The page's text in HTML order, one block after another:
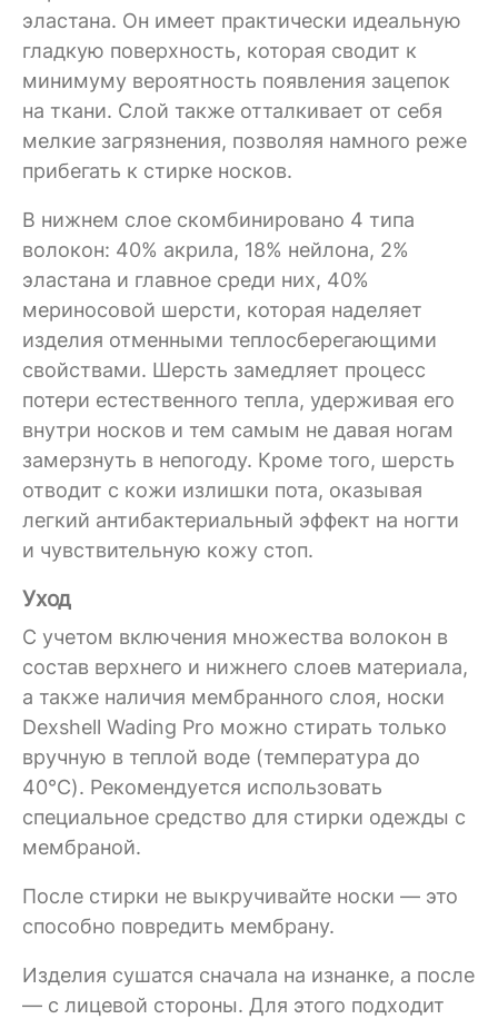
эластана. Он имеет практически идеальную
гладкую поверхность, которая сводит к
минимуму вероятность появления зацепок
на ткани. Слой также отталкивает от себя
мелкие загрязнения, позволяя намного реже
прибегать к стирке носков.
В нижнем слое скомбинировано 4 типа
волокон: 40% акрила, 18% нейлона, 2%
эластана и главное среди них, 40%
мериносовой шерсти, которая наделяет
изделия отменными теплосберегающими
свойствами. Шерсть замедляет процесс
потери естественного тепла, удерживая его
внутри носков и тем самым не давая ногам
замерзнуть в непогоду. Кроме того, шерсть
отводит с кожи излишки пота, оказывая
легкий антибактериальный эффект на ногти
и чувствительную кожу стоп.
Уход
С учетом включения множества волокон в
состав верхнего и нижнего слоев материала,
а также наличия мембранного слоя, носки
Dexshell Wading Pro можно стирать только
вручную в теплой воде (температура до
40°C). Рекомендуется использовать
специальное средство для стирки одежды с
мембраной.
После стирки не выкручивайте носки — это
способно повредить мембрану.
Изделия сушатся сначала на изнанке, а после
— с лицевой стороны. Для этого подходит